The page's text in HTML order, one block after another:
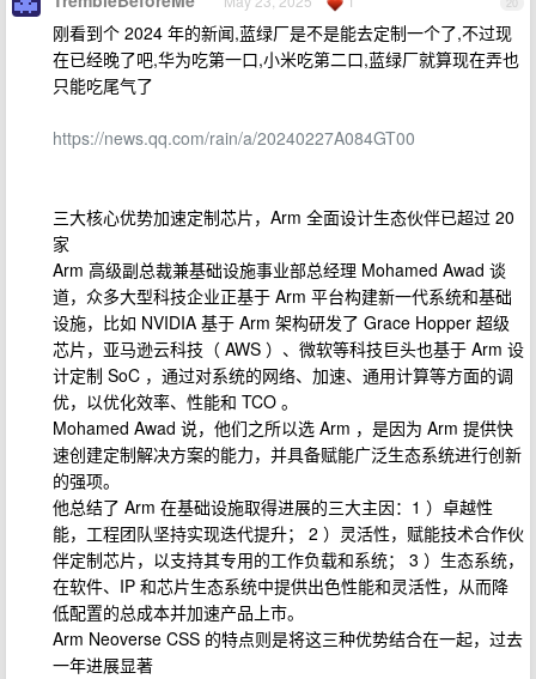
20
刚看到个 2024 年的新闻,蓝绿厂是不是能去定制一个了,不过现
在已经晚了吧,华为吃第一口,小米吃第二口,蓝绿厂就算现在弄也
只能吃尾气了
https://news.qq.com/rain/a/20240227A084GT00
三大核心优势加速定制芯片，Arm 全面设计生态伙伴已超过 20
家
Arm 高级副总裁兼基础设施事业部总经理 Mohamed Awad 谈
道，众多大型科技企业正基于 Arm 平台构建新一代系统和基础
设施，比如 NVIDIA 基于 Arm 架构研发了 Grace Hopper 超级
芯片，亚马逊云科技（ AWS ）、微软等科技巨头也基于 Arm 设
计定制 SoC ，通过对系统的网络、加速、通用计算等方面的调
优，以优化效率、性能和 TCO 。
Mohamed Awad 说，他们之所以选 Arm ，是因为 Arm 提供快
速创建定制解决方案的能力，并具备赋能广泛生态系统进行创新
的强项。
他总结了 Arm 在基础设施取得进展的三大主因：1 ）卓越性
能，工程团队坚持实现迭代提升； 2 ）灵活性，赋能技术合作伙
伴定制芯片，以支持其专用的工作负载和系统； 3 ）生态系统，
在软件、IP 和芯片生态系统中提供出色性能和灵活性，从而降
低配置的总成本并加速产品上市。
Arm Neoverse CSS 的特点则是将这三种优势结合在一起，过去
一年进展显著